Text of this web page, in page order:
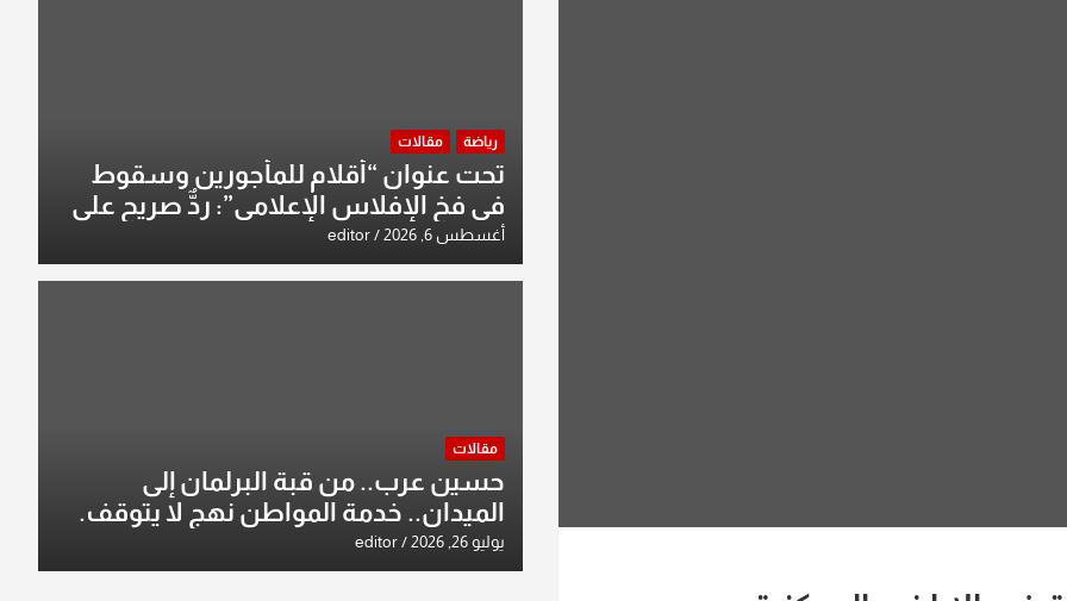
رياضة مقالات
تحت عنوان “أقلام للمأجورين وسقوط
في فخ الإفلاس الإعلامي”: ردٌّ صريح على
افتراءات سمير الشكرجي
أغسطس 6, 2026 editor
مقالات
حسين عرب.. من قبة البرلمان إلى
الميدان.. خدمة المواطن نهج لا يتوقف.
يوليو 26, 2026 editor